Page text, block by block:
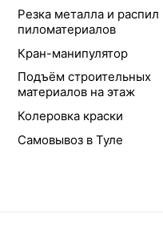
Резка металла и распил
пиломатериалов
Кран-манипулятор
Подъём строительных
материалов на этаж
Колеровка краски
Самовывоз в Туле